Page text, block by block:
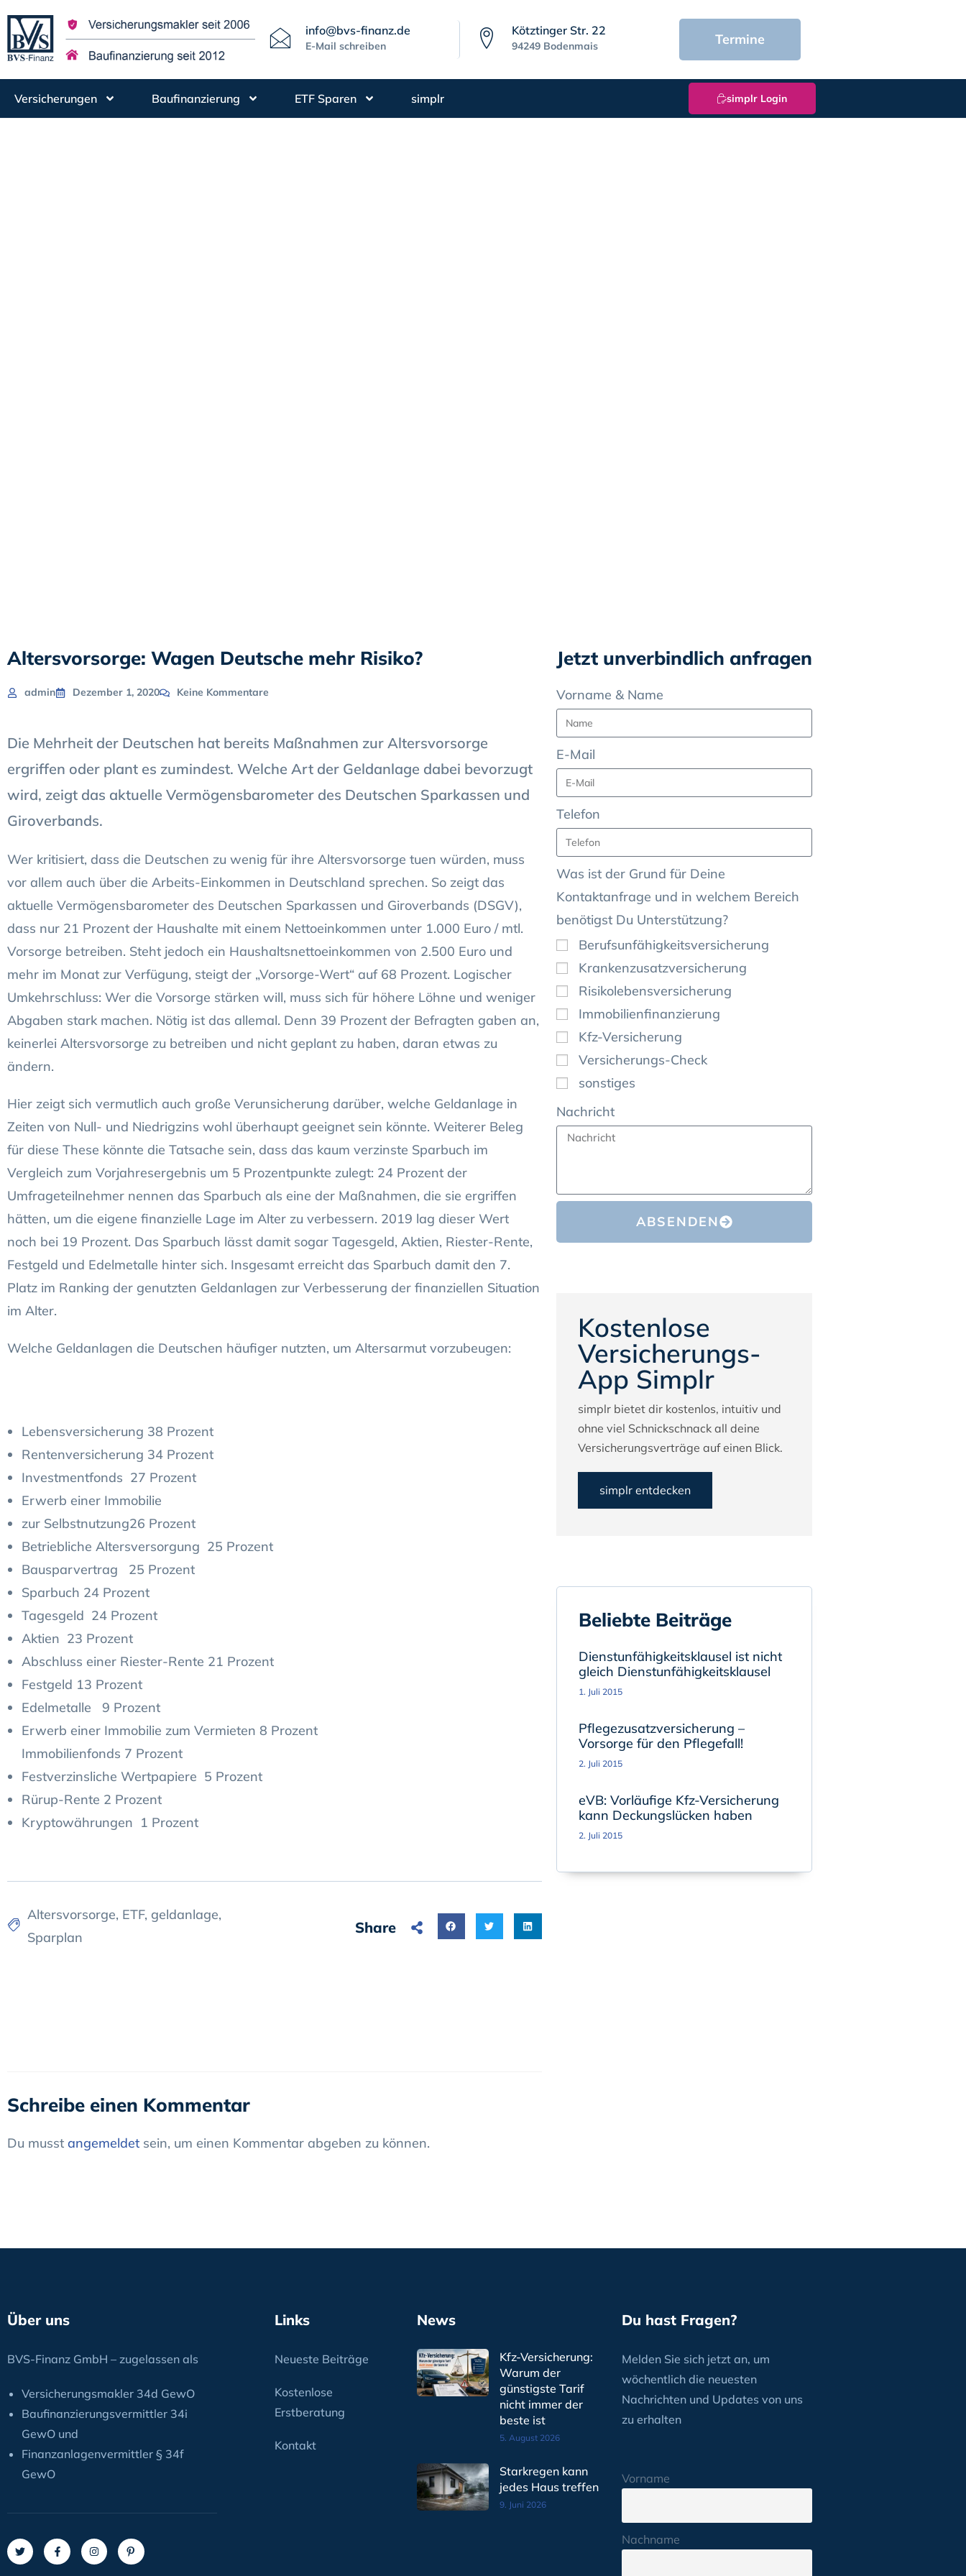
info@bvs-finanz.de
E-Mail schreiben
Kötztinger Str. 22
94249 Bodenmais Termine
Versicherungen Baufinanzierung ETF Sparen simplr simplr Login
Altersvorsorge: Wagen Deutsche mehr Risiko?
admin Dezember 1, 2020 Keine Kommentare
Die Mehrheit der Deutschen hat bereits Maßnahmen zur Altersvorsorge
ergriffen oder plant es zumindest. Welche Art der Geldanlage dabei bevorzugt
wird, zeigt das aktuelle Vermögensbarometer des Deutschen Sparkassen und
Giroverbands.
Wer kritisiert, dass die Deutschen zu wenig für ihre Altersvorsorge tuen würden, muss
vor allem auch über die Arbeits-Einkommen in Deutschland sprechen. So zeigt das
aktuelle Vermögensbarometer des Deutschen Sparkassen und Giroverbands (DSGV),
dass nur 21 Prozent der Haushalte mit einem Nettoeinkommen unter 1.000 Euro / mtl.
Vorsorge betreiben. Steht jedoch ein Haushaltsnettoeinkommen von 2.500 Euro und
mehr im Monat zur Verfügung, steigt der „Vorsorge-Wert“ auf 68 Prozent. Logischer
Umkehrschluss: Wer die Vorsorge stärken will, muss sich für höhere Löhne und weniger
Abgaben stark machen. Nötig ist das allemal. Denn 39 Prozent der Befragten gaben an,
keinerlei Altersvorsorge zu betreiben und nicht geplant zu haben, daran etwas zu
ändern.
Hier zeigt sich vermutlich auch große Verunsicherung darüber, welche Geldanlage in
Zeiten von Null- und Niedrigzins wohl überhaupt geeignet sein könnte. Weiterer Beleg
für diese These könnte die Tatsache sein, dass das kaum verzinste Sparbuch im
Vergleich zum Vorjahresergebnis um 5 Prozentpunkte zulegt: 24 Prozent der
Umfrageteilnehmer nennen das Sparbuch als eine der Maßnahmen, die sie ergriffen
hätten, um die eigene finanzielle Lage im Alter zu verbessern. 2019 lag dieser Wert
noch bei 19 Prozent. Das Sparbuch lässt damit sogar Tagesgeld, Aktien, Riester-Rente,
Festgeld und Edelmetalle hinter sich. Insgesamt erreicht das Sparbuch damit den 7.
Platz im Ranking der genutzten Geldanlagen zur Verbesserung der finanziellen Situation
im Alter.
Welche Geldanlagen die Deutschen häufiger nutzten, um Altersarmut vorzubeugen:
Lebensversicherung 38 Prozent
Rentenversicherung 34 Prozent
Investmentfonds 27 Prozent
Erwerb einer Immobilie
zur Selbstnutzung26 Prozent
Betriebliche Altersversorgung 25 Prozent
Bausparvertrag 25 Prozent
Sparbuch 24 Prozent
Tagesgeld 24 Prozent
Aktien 23 Prozent
Abschluss einer Riester-Rente 21 Prozent
Festgeld 13 Prozent
Edelmetalle 9 Prozent
Erwerb einer Immobilie zum Vermieten 8 Prozent
Immobilienfonds 7 Prozent
Festverzinsliche Wertpapiere 5 Prozent
Rürup-Rente 2 Prozent
Kryptowährungen 1 Prozent
Altersvorsorge, ETF, geldanlage,
Sparplan
Share
Schreibe einen Kommentar
Du musst angemeldet sein, um einen Kommentar abgeben zu können.
Jetzt unverbindlich anfragen
Vorname & Name
E-Mail
Telefon
Was ist der Grund für Deine
Kontaktanfrage und in welchem Bereich
benötigst Du Unterstützung?
Berufsunfähigkeitsversicherung
Krankenzusatzversicherung
Risikolebensversicherung
Immobilienfinanzierung
Kfz-Versicherung
Versicherungs-Check
sonstiges
Nachricht
ABSENDEN
Kostenlose
Versicherungs-
App Simplr
simplr bietet dir kostenlos, intuitiv und
ohne viel Schnickschnack all deine
Versicherungsverträge auf einen Blick.
simplr entdecken
Beliebte Beiträge
Dienstunfähigkeitsklausel ist nicht
gleich Dienstunfähigkeitsklausel
1. Juli 2015
Pflegezusatzversicherung –
Vorsorge für den Pflegefall!
2. Juli 2015
eVB: Vorläufige Kfz-Versicherung
kann Deckungslücken haben
2. Juli 2015
Über uns
BVS-Finanz GmbH – zugelassen als
Versicherungsmakler 34d GewO
Baufinanzierungsvermittler 34i
GewO und
Finanzanlagenvermittler § 34f
GewO
Links
Neueste Beiträge
Kostenlose
Erstberatung
Kontakt
News
Kfz-Versicherung:
Warum der
günstigste Tarif
nicht immer der
beste ist
5. August 2026
Starkregen kann
jedes Haus treffen
9. Juni 2026
Du hast Fragen?
Melden Sie sich jetzt an, um
wöchentlich die neuesten
Nachrichten und Updates von uns
zu erhalten
Vorname
Nachname